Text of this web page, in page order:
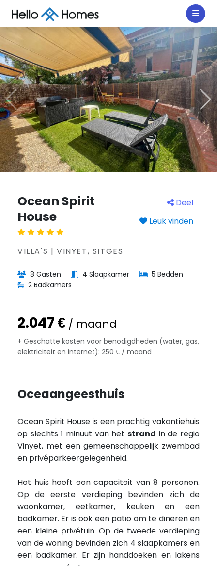
Ocean Spirit
House
Deel
Leuk vinden
VILLA'S | VINYET, SITGES
8 Gasten 4 Slaapkamer
5 Bedden
2 Badkamers
2.047 € / maand
+ Geschatte kosten voor benodigdheden (water, gas,
elektriciteit en internet): 250 € / maand
Oceaangeesthuis
Ocean Spirit House is een prachtig vakantiehuis
op slechts 1 minuut van het strand in de regio
Vinyet, met een gemeenschappelijk zwembad
en privéparkeergelegenheid.
Het huis heeft een capaciteit van 8 personen.
Op de eerste verdieping bevinden zich de
woonkamer, eetkamer, keuken en een
badkamer. Er is ook een patio om te dineren en
een kleine privétuin. Op de tweede verdieping
van de woning bevinden zich 4 slaapkamers en
een badkamer. Er zijn handdoeken en lakens